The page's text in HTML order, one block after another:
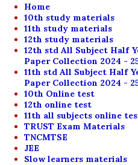
Home
10th study materials
11th study materials
12th study materials
12th std All Subject Half
Paper Collection 2024 -
11th std All Subject Half
Paper Collection 2024 -
10th Online test
12th online test
11th all subjects online
TRUST Exam Materials
TNCMTSE
JEE
Slow learners materials